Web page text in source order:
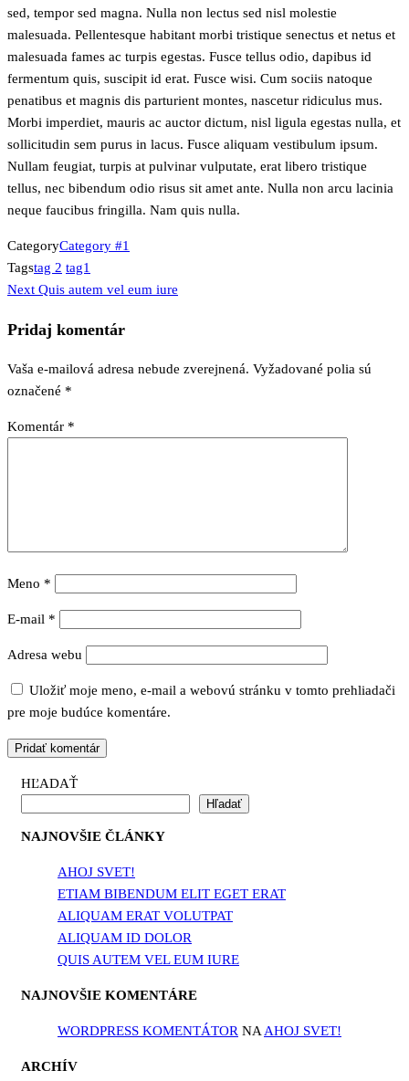
sed, tempor sed magna. Nulla non lectus sed nisl molestie
malesuada. Pellentesque habitant morbi tristique senectus et netus et
malesuada fames ac turpis egestas. Fusce tellus odio, dapibus id
fermentum quis, suscipit id erat. Fusce wisi. Cum sociis natoque
penatibus et magnis dis parturient montes, nascetur ridiculus mus.
Morbi imperdiet, mauris ac auctor dictum, nisl ligula egestas nulla, et
sollicitudin sem purus in lacus. Fusce aliquam vestibulum ipsum.
Nullam feugiat, turpis at pulvinar vulputate, erat libero tristique
tellus, nec bibendum odio risus sit amet ante. Nulla non arcu lacinia
neque faucibus fringilla. Nam quis nulla.
CategoryCategory #1
Tagstag 2 tag1
Navigácia
v
článku
Next
Next Quis autem vel eum iure
Pridaj komentár
Vaša e-mailová adresa nebude zverejnená. Vyžadované polia sú
označené *
Komentár *
Meno *
E-mail *
Adresa webu
Uložiť moje meno, e-mail a webovú stránku v tomto prehliadači
pre moje budúce komentáre.
HĽADAŤ
Hľadať
NAJNOVŠIE ČLÁNKY
AHOJ SVET!
ETIAM BIBENDUM ELIT EGET ERAT
ALIQUAM ERAT VOLUTPAT
ALIQUAM ID DOLOR
QUIS AUTEM VEL EUM IURE
NAJNOVŠIE KOMENTÁRE
WORDPRESS KOMENTÁTOR NA AHOJ SVET!
ARCHÍV